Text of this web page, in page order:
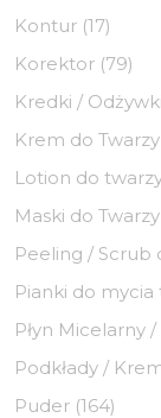
Kontur (17)
Korektor (79)
Kredki /
Krem do Twarzy
Lotion do
Maski do
Peeling / Scrub
Pianki do mycia
Płyn Micelarny
Podkłady /
Puder (164)